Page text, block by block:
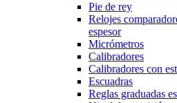
Pie de rey
Relojes
espesor
Micrómetros
Calibradores
Calibradores con
Escuadras
Reglas graduadas